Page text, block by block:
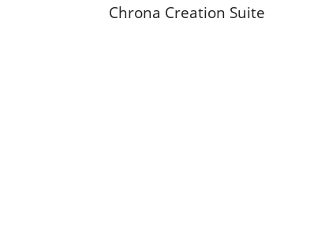
Chrona Creation Suite